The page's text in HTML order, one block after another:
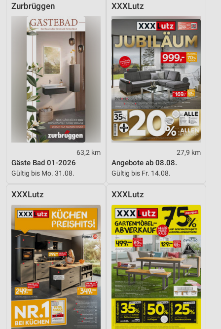
Zurbrüggen
63,2 km
Gäste Bad 01-2026
Gültig bis Mo. 31.08.
XXXLutz
27,9 km
Angebote ab 08.08.
Gültig bis Fr. 14.08.
XXXLutz XXXLutz